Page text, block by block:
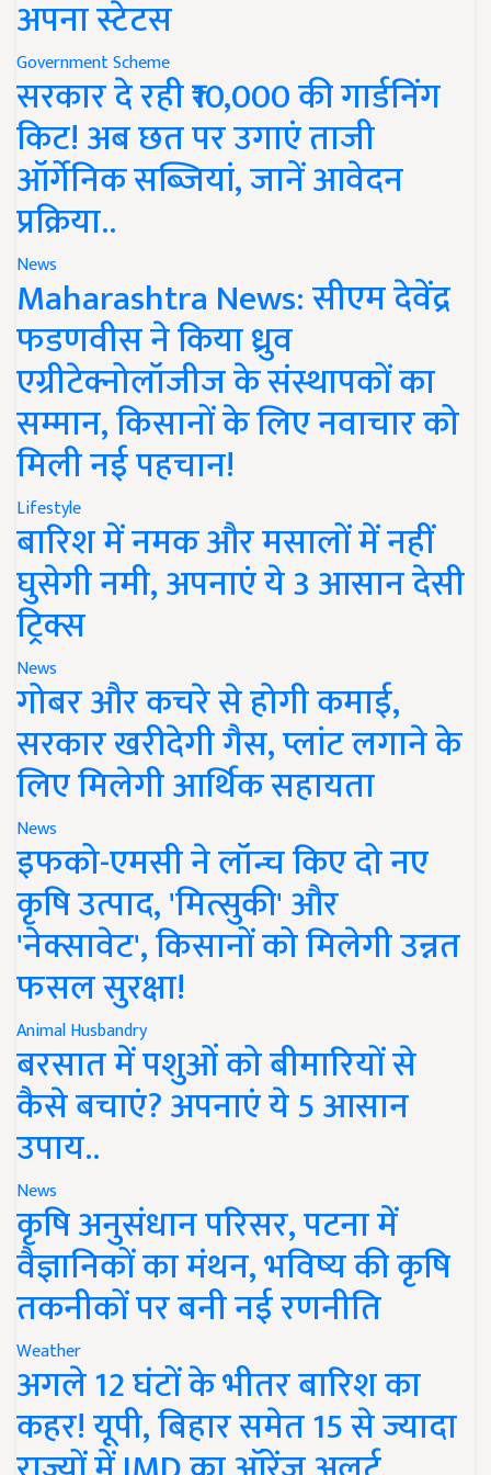
अपना स्टेटस
Government Scheme
सरकार दे रही ₹10,000 की गार्डनिंग
किट! अब छत पर उगाएं ताजी
ऑर्गेनिक सब्जियां, जानें आवेदन
प्रक्रिया..
News
Maharashtra News: सीएम देवेंद्र
फडणवीस ने किया ध्रुव
एग्रीटेक्नोलॉजीज के संस्थापकों का
सम्मान, किसानों के लिए नवाचार को
मिली नई पहचान!
Lifestyle
बारिश में नमक और मसालों में नहीं
घुसेगी नमी, अपनाएं ये 3 आसान देसी
ट्रिक्स
News
गोबर और कचरे से होगी कमाई,
सरकार खरीदेगी गैस, प्लांट लगाने के
लिए मिलेगी आर्थिक सहायता
News
इफको-एमसी ने लॉन्च किए दो नए
कृषि उत्पाद, 'मित्सुकी' और
'नेक्सावेट', किसानों को मिलेगी उन्नत
फसल सुरक्षा!
Animal Husbandry
बरसात में पशुओं को बीमारियों से
कैसे बचाएं? अपनाएं ये 5 आसान
उपाय..
News
कृषि अनुसंधान परिसर, पटना में
वैज्ञानिकों का मंथन, भविष्य की कृषि
तकनीकों पर बनी नई रणनीति
Weather
अगले 12 घंटों के भीतर बारिश का
कहर! यूपी, बिहार समेत 15 से ज्यादा